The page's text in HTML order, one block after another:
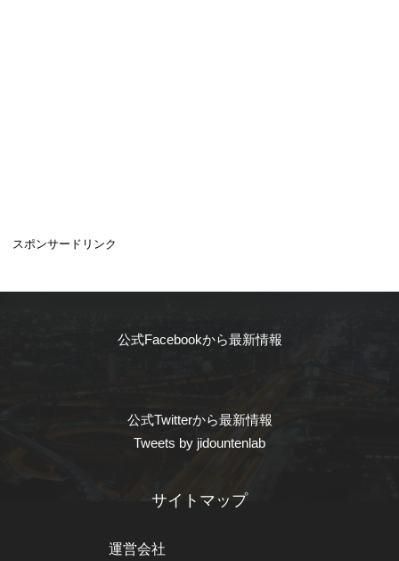
スポンサードリンク
公式Facebookから最新情報
公式Twitterから最新情報
Tweets by jidountenlab
サイトマップ
運営会社